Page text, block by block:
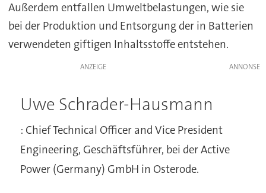
Außerdem entfallen Umweltbelastungen, wie sie
bei der Produktion und Entsorgung der in Batterien
verwendeten giftigen Inhaltsstoffe entstehen.
ANZEIGE
Uwe Schrader-Hausmann
: Chief Technical Officer and Vice President
Engineering, Geschäftsführer, bei der Active
Power (Germany) GmbH in Osterode.